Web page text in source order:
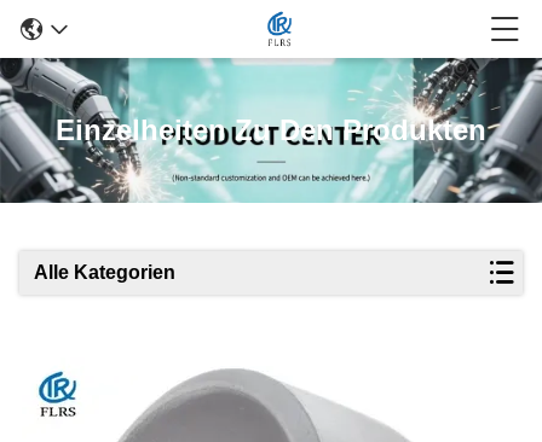
Einzelheiten Zu Den Produkten
Alle Kategorien